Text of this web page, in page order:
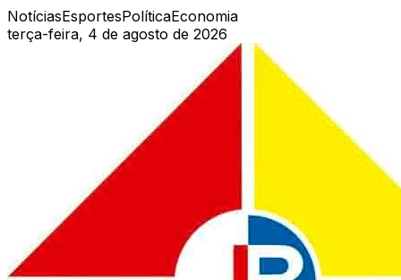
NotíciasEsportesPolíticaEconomia
terça-feira, 4 de agosto de 2026